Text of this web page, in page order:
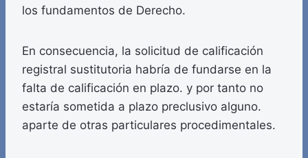
los fundamentos de Derecho.
En consecuencia, la solicitud de calificación
registral sustitutoria habría de fundarse en la
falta de calificación en plazo. y por tanto no
estaría sometida a plazo preclusivo alguno.
aparte de otras particulares procedimentales.